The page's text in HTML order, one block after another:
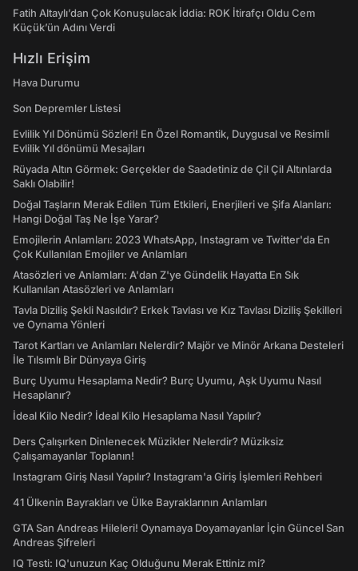
Fatih Altaylı’dan Çok Konuşulacak İddia: ROK İtirafçı Oldu Cem
Küçük’ün Adını Verdi
Hızlı Erişim
Hava Durumu
Son Depremler Listesi
Evlilik Yıl Dönümü Sözleri! En Özel Romantik, Duygusal ve Resimli
Evlilik Yıl dönümü Mesajları
Rüyada Altın Görmek: Gerçekler de Saadetiniz de Çil Çil Altınlarda
Saklı Olabilir!
Doğal Taşların Merak Edilen Tüm Etkileri, Enerjileri ve Şifa Alanları:
Hangi Doğal Taş Ne İşe Yarar?
Emojilerin Anlamları: 2023 WhatsApp, Instagram ve Twitter'da En
Çok Kullanılan Emojiler ve Anlamları
Atasözleri ve Anlamları: A'dan Z'ye Gündelik Hayatta En Sık
Kullanılan Atasözleri ve Anlamları
Tavla Diziliş Şekli Nasıldır? Erkek Tavlası ve Kız Tavlası Diziliş Şekilleri
ve Oynama Yönleri
Tarot Kartları ve Anlamları Nelerdir? Majör ve Minör Arkana Desteleri
İle Tılsımlı Bir Dünyaya Giriş
Burç Uyumu Hesaplama Nedir? Burç Uyumu, Aşk Uyumu Nasıl
Hesaplanır?
İdeal Kilo Nedir? İdeal Kilo Hesaplama Nasıl Yapılır?
Ders Çalışırken Dinlenecek Müzikler Nelerdir? Müziksiz
Çalışamayanlar Toplanın!
Instagram Giriş Nasıl Yapılır? Instagram'a Giriş İşlemleri Rehberi
41 Ülkenin Bayrakları ve Ülke Bayraklarının Anlamları
GTA San Andreas Hileleri! Oynamaya Doyamayanlar İçin Güncel San
Andreas Şifreleri
IQ Testi: IQ'unuzun Kaç Olduğunu Merak Ettiniz mi?